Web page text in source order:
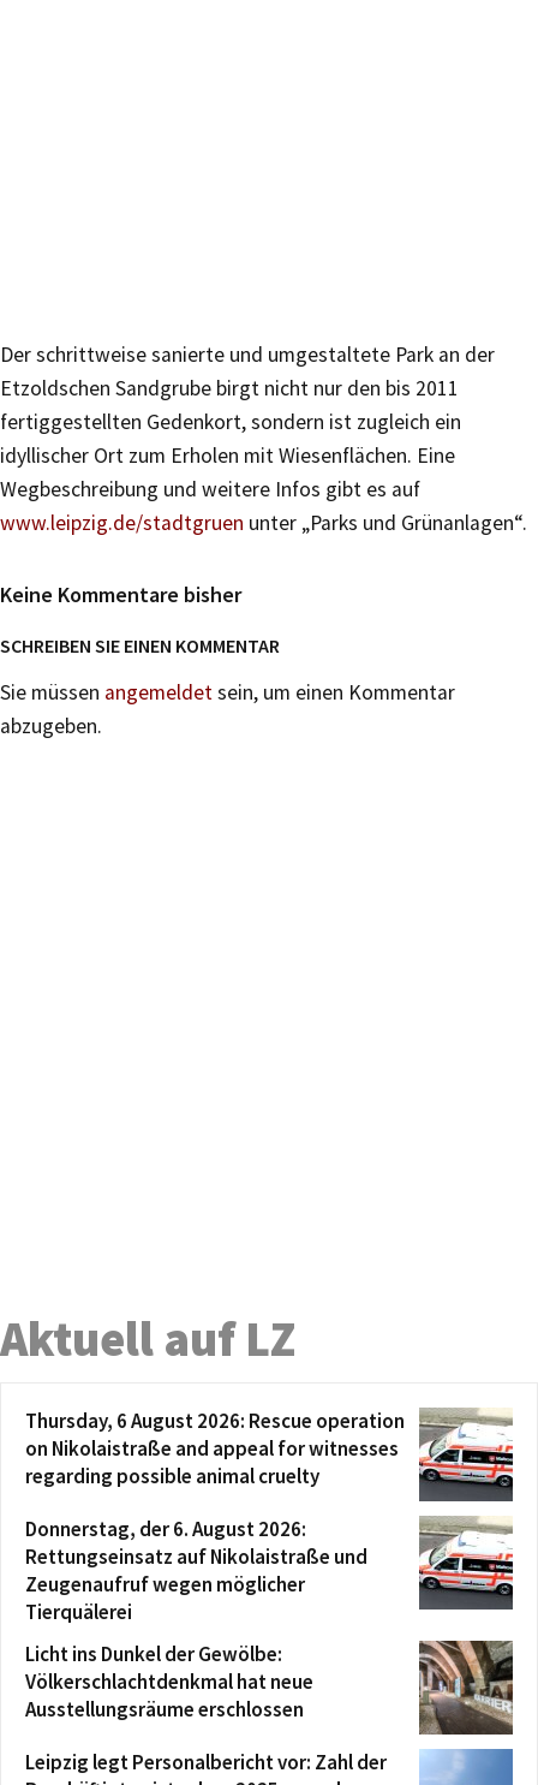
Der schrittweise sanierte und umgestaltete Park an der
Etzoldschen Sandgrube birgt nicht nur den bis 2011
fertiggestellten Gedenkort, sondern ist zugleich ein
idyllischer Ort zum Erholen mit Wiesenflächen. Eine
Wegbeschreibung und weitere Infos gibt es auf
www.leipzig.de/stadtgruen unter „Parks und Grünanlagen“.
Keine Kommentare bisher
SCHREIBEN SIE EINEN KOMMENTAR
Sie müssen angemeldetsein, um einen Kommentar
abzugeben.
Aktuell auf LZ
Thursday, 6 August 2026: Rescue operation
on Nikolaistraße and appeal for witnesses
regarding possible animal cruelty
Donnerstag, der 6. August 2026:
Rettungseinsatz auf Nikolaistraße und
Zeugenaufruf wegen möglicher
Tierquälerei
Licht ins Dunkel der Gewölbe:
Völkerschlachtdenkmal hat neue
Ausstellungsräume erschlossen
Leipzig legt Personalbericht vor: Zahl der